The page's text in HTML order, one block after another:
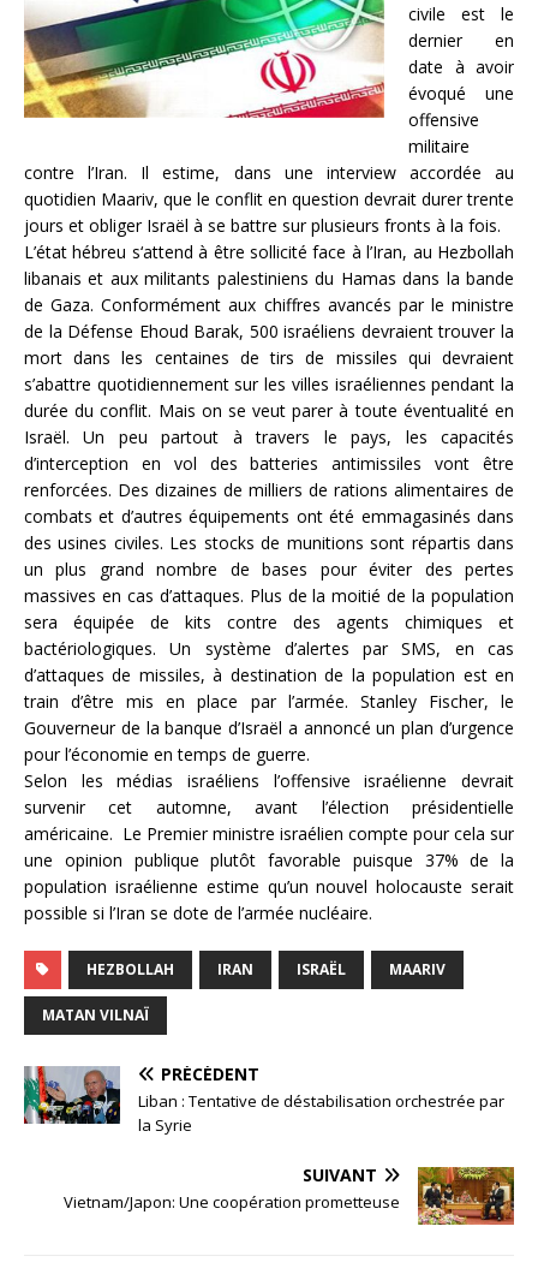
civile est le
dernier en
date à avoir
évoqué une
offensive
militaire
contre l’Iran. Il estime, dans une interview accordée au
quotidien Maariv, que le conflit en question devrait durer trente
jours et obliger Israël à se battre sur plusieurs fronts à la fois.
L’état hébreu s‘attend à être sollicité face à l’Iran, au Hezbollah
libanais et aux militants palestiniens du Hamas dans la bande
de Gaza. Conformément aux chiffres avancés par le ministre
de la Défense Ehoud Barak, 500 israéliens devraient trouver la
mort dans les centaines de tirs de missiles qui devraient
s’abattre quotidiennement sur les villes israéliennes pendant la
durée du conflit. Mais on se veut parer à toute éventualité en
Israël. Un peu partout à travers le pays, les capacités
d’interception en vol des batteries antimissiles vont être
renforcées. Des dizaines de milliers de rations alimentaires de
combats et d’autres équipements ont été emmagasinés dans
des usines civiles. Les stocks de munitions sont répartis dans
un plus grand nombre de bases pour éviter des pertes
massives en cas d’attaques. Plus de la moitié de la population
sera équipée de kits contre des agents chimiques et
bactériologiques. Un système d’alertes par SMS, en cas
d’attaques de missiles, à destination de la population est en
train d’être mis en place par l’armée. Stanley Fischer, le
Gouverneur de la banque d’Israël a annoncé un plan d’urgence
pour l’économie en temps de guerre.
Selon les médias israéliens l’offensive israélienne devrait
survenir cet automne, avant l’élection présidentielle
américaine. Le Premier ministre israélien compte pour cela sur
une opinion publique plutôt favorable puisque 37% de la
population israélienne estime qu’un nouvel holocauste serait
possible si l’Iran se dote de l’armée nucléaire.
HEZBOLLAH IRAN ISRAËL MAARIV
MATAN VILNAÏ
PRÉCÉDENT
Liban : Tentative de déstabilisation orchestrée par
la Syrie
SUIVANT
Vietnam/Japon: Une coopération prometteuse